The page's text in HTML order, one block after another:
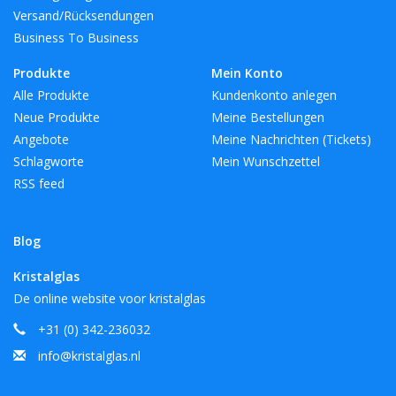
Versand/Rücksendungen
Business To Business
Produkte
Alle Produkte
Neue Produkte
Angebote
Schlagworte
RSS feed
Blog
Mein Konto
Kundenkonto anlegen
Meine Bestellungen
Meine Nachrichten (Tickets)
Mein Wunschzettel
Kristalglas
De online website voor kristalglas
+31 (0) 342-236032
info@kristalglas.nl